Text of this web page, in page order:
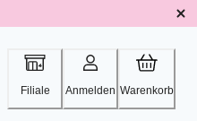
Filiale Anmelden Warenkorb